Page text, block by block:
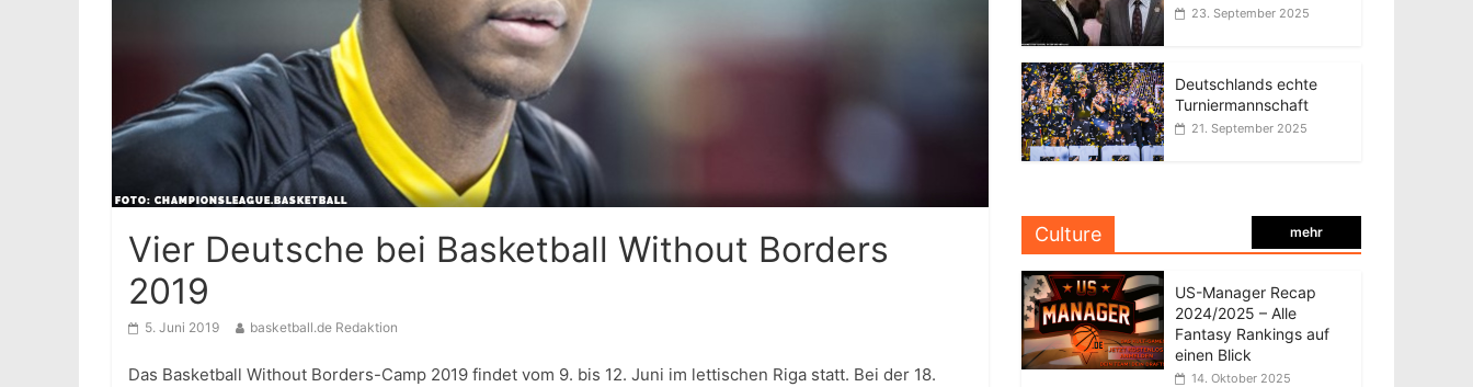
Vier Deutsche bei Basketball Without Borders
2019
5. Juni 2019 basketball.de Redaktion
Das Basketball Without Borders-Camp 2019 findet vom 9. bis 12. Juni im lettischen Riga statt. Bei der 18.
23. September 2025
Deutschlands echte
Turniermannschaft
21. September 2025
Culture mehr
US-Manager Recap
2024/2025 – Alle
Fantasy Rankings auf
einen Blick
14. Oktober 2025